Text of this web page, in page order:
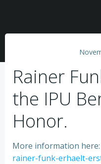
Rainer
the IPU
Honor.
More information here:
rainer-funk-erhaelt-